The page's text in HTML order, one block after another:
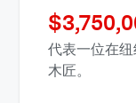
$
代表一位在
木匠。